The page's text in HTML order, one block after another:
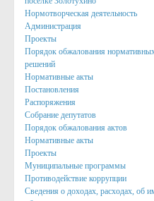
Нормотворческая деятельность
Администрация
Проекты
Порядок обжалования
решений
Нормативные акты
Постановления
Распоряжения
Собрание депутатов
Порядок обжалования актов
Нормативные акты
Проекты
Муниципальные программы
Противодействие коррупции
Сведения о доходах, расходах, об